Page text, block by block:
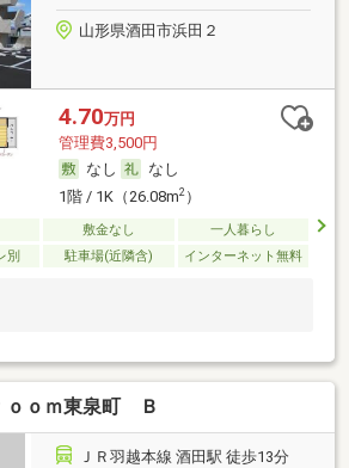
山形県酒田市浜田２
4.70万円
管理費3,500円
なし
なし
1階 / 1K（26.08m2）
敷金なし
一人暮らし
別
駐車場(近隣含) インターネット無料
ｏｏｍ東泉町 Ｂ
ＪＲ羽越本線 酒田駅 徒歩13分